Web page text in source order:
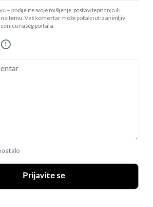
– podijelite svoje mišljenje, postavite pitanja ili
na temu. Vaš komentar može potaknuti zanimljiv
našeg portala.
!
Prijavite se